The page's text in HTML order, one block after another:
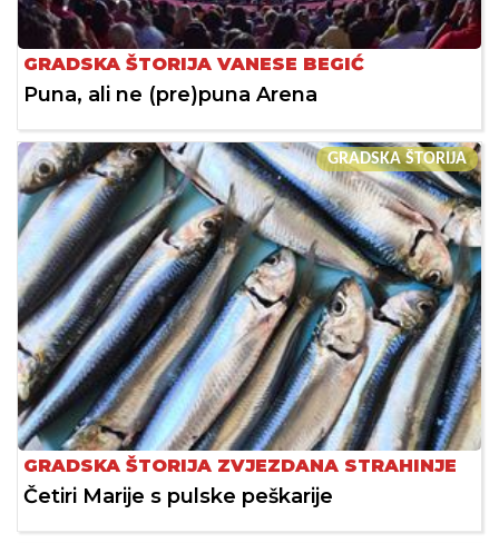
GRADSKA ŠTORIJA VANESE BEGIĆ
Puna, ali ne (pre)puna Arena
GRADSKA ŠTORIJA
GRADSKA ŠTORIJA ZVJEZDANA STRAHINJE
Četiri Marije s pulske peškarije